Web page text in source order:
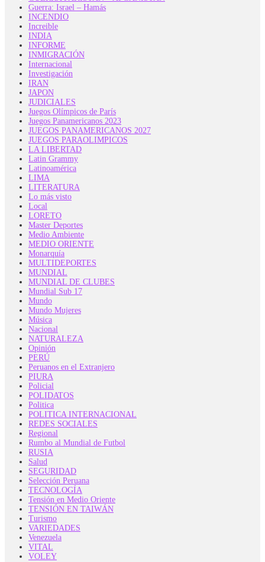
Guerra: Israel – Hamás
INCENDIO
Increible
INDIA
INFORME
INMIGRACIÓN
Internacional
Investigación
IRAN
JAPON
JUDICIALES
Juegos Olímpicos de París
Juegos Panamericanos 2023
JUEGOS PANAMERICANOS 2027
JUEGOS PARAOLIMPICOS
LA LIBERTAD
Latin Grammy
Latinoamérica
LIMA
LITERATURA
Lo más visto
Local
LORETO
Master Deportes
Medio Ambiente
MEDIO ORIENTE
Monarquía
MULTIDEPORTES
MUNDIAL
MUNDIAL DE CLUBES
Mundial Sub 17
Mundo
Mundo Mujeres
Música
Nacional
NATURALEZA
Opinión
PERÚ
Peruanos en el Extranjero
PIURA
Policial
POLIDATOS
Politica
POLITICA INTERNACIONAL
REDES SOCIALES
Regional
Rumbo al Mundial de Futbol
RUSIA
Salud
SEGURIDAD
Selección Peruana
TECNOLOGÍA
Tensión en Medio Oriente
TENSIÓN EN TAIWÁN
Turismo
VARIEDADES
Venezuela
VITAL
VOLEY